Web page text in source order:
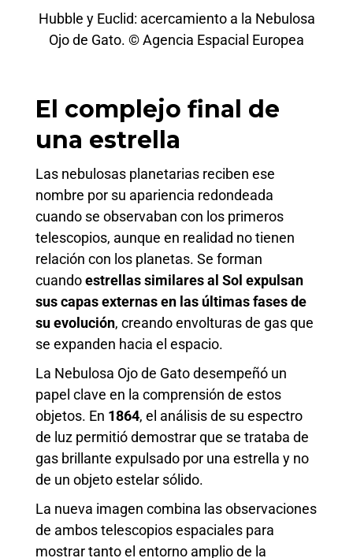
Hubble y Euclid: acercamiento a la Nebulosa
Ojo de Gato. © Agencia Espacial Europea
El complejo final de
una estrella
Las nebulosas planetarias reciben ese
nombre por su apariencia redondeada
cuando se observaban con los primeros
telescopios, aunque en realidad no tienen
relación con los planetas. Se forman
cuandoestrellas similares al Sol expulsan
sus capas externas en las últimas fases de
su evolución, creando envolturas de gas que
se expanden hacia el espacio.
La Nebulosa Ojo de Gato desempeñó un
papel clave en la comprensión de estos
objetos. En 1864, el análisis de su espectro
de luz permitió demostrar que se trataba de
gas brillante expulsado por una estrella y no
de un objeto estelar sólido.
La nueva imagen combina las observaciones
de ambos telescopios espaciales para
mostrar tanto el entorno amplio de la